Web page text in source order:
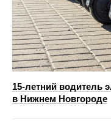
15-летний водитель
в Нижнем Новгороде